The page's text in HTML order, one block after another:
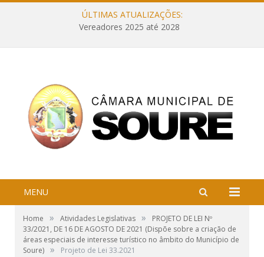
ÚLTIMAS ATUALIZAÇÕES:
Vereadores 2025 até 2028
MENU
Home » Atividades Legislativas »
PROJETO DE LEI Nº
33/2021, DE 16 DE AGOSTO DE 2021 (Dispõe sobre a criação de
áreas especiais de interesse turístico no âmbito do Município de
Soure) » Projeto de Lei 33.2021